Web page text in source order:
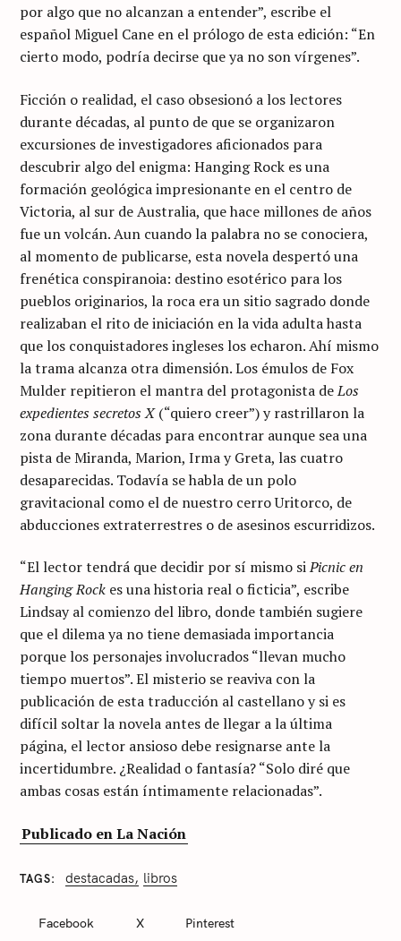
por algo que no alcanzan a entender”, escribe el
español Miguel Cane en el prólogo de esta edición: “En
cierto modo, podría decirse que ya no son vírgenes”.
Ficción o realidad, el caso obsesionó a los lectores
durante décadas, al punto de que se organizaron
excursiones de investigadores aficionados para
descubrir algo del enigma: Hanging Rock es una
formación geológica impresionante en el centro de
Victoria, al sur de Australia, que hace millones de años
fue un volcán. Aun cuando la palabra no se conociera,
al momento de publicarse, esta novela despertó una
frenética conspiranoia: destino esotérico para los
pueblos originarios, la roca era un sitio sagrado donde
realizaban el rito de iniciación en la vida adulta hasta
que los conquistadores ingleses los echaron. Ahí mismo
la trama alcanza otra dimensión. Los émulos de Fox
Mulder repitieron el mantra del protagonista deLos
expedientes secretos X(“quiero creer”) y rastrillaron la
zona durante décadas para encontrar aunque sea una
pista de Miranda, Marion, Irma y Greta, las cuatro
desaparecidas. Todavía se habla de un polo
gravitacional como el de nuestro cerro Uritorco, de
abducciones extraterrestres o de asesinos escurridizos.
“El lector tendrá que decidir por sí mismo siPicnic en
Hanging Rock es una historia real o ficticia”, escribe
Lindsay al comienzo del libro, donde también sugiere
que el dilema ya no tiene demasiada importancia
porque los personajes involucrados “llevan mucho
tiempo muertos”. El misterio se reaviva con la
publicación de esta traducción al castellano y si es
difícil soltar la novela antes de llegar a la última
página, el lector ansioso debe resignarse ante la
incertidumbre. ¿Realidad o fantasía? “Solo diré que
ambas cosas están íntimamente relacionadas”.
Publicado en La Nación
TAGS destacadas libros
Facebook X Pinterest